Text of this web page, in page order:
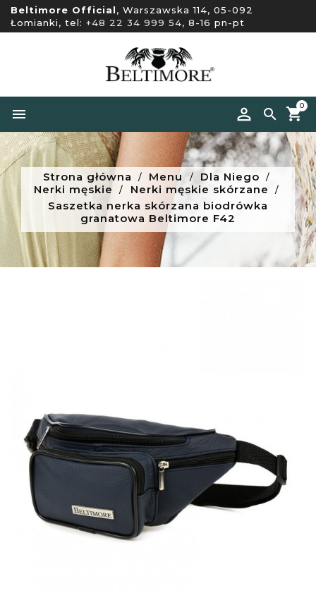
Beltimore Official, Warszawska 114, 05-092
Łomianki, tel: +48 22 34 999 54, 8-16 pn-pt


0
Strona główna Menu
Dla Niego
Nerki męskie
Nerki męskie skórzane
Saszetka nerka skórzana biodrówka
granatowa Beltimore F42